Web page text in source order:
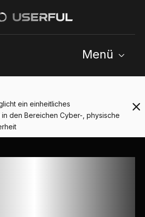
Menü
ein einheitliches
in den Bereichen Cyber-, physische